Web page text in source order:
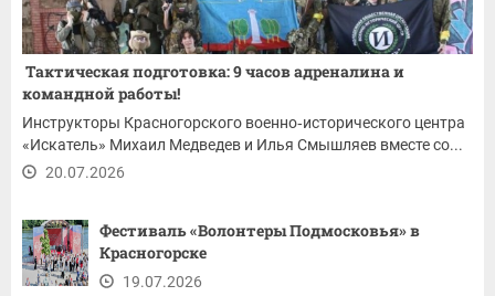
Тактическая подготовка: 9 часов адреналина и
командной работы!
Инструкторы Красногорского военно‑исторического центра
«Искатель» Михаил Медведев и Илья Смышляев вместе со...
20.07.2026
Фестиваль «Волонтеры Подмосковья» в
Красногорске
19.07.2026